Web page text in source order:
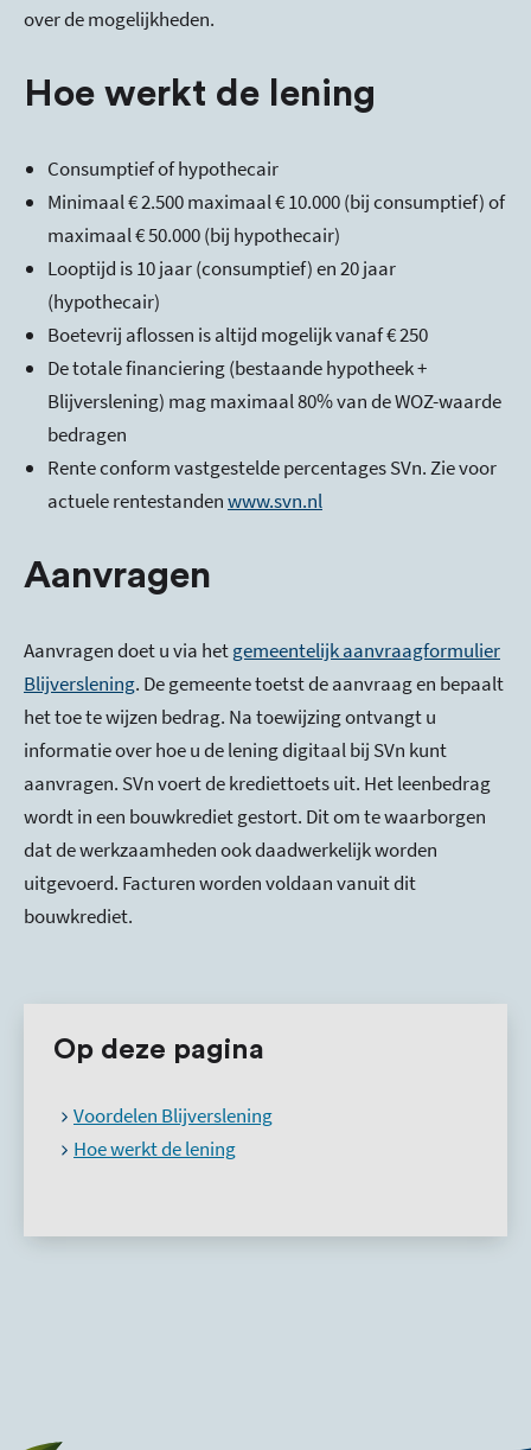
over de mogelijkheden.
Hoe werkt de lening
Consumptief of hypothecair
Minimaal € 2.500 maximaal € 10.000 (bij consumptief) of
maximaal € 50.000 (bij hypothecair)
Looptijd is 10 jaar (consumptief) en 20 jaar
(hypothecair)
Boetevrij aflossen is altijd mogelijk vanaf € 250
De totale financiering (bestaande hypotheek +
Blijverslening) mag maximaal 80% van de WOZ-waarde
bedragen
Rente conform vastgestelde percentages SVn. Zie voor
actuele rentestandenwww.svn.nl
Aanvragen
Aanvragen doet u via hetgemeentelijk aanvraagformulier
Blijverslening. De gemeente toetst de aanvraag en bepaalt
het toe te wijzen bedrag. Na toewijzing ontvangt u
informatie over hoe u de lening digitaal bij SVn kunt
aanvragen. SVn voert de krediettoets uit. Het leenbedrag
wordt in een bouwkrediet gestort. Dit om te waarborgen
dat de werkzaamheden ook daadwerkelijk worden
uitgevoerd. Facturen worden voldaan vanuit dit
bouwkrediet.
Op deze pagina
Voordelen Blijverslening
Hoe werkt de lening